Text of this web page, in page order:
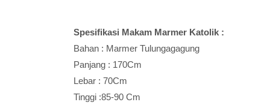
Spesifikasi Makam Marmer Katolik :
Bahan : Marmer Tulungagagung
Panjang : 170Cm
Lebar : 70Cm
Tinggi :85-90 Cm